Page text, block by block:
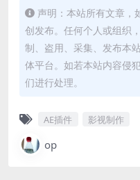
声明：本站所有文章，
创发布。任何个人或组织
制、盗用、采集、发布本
体平台。如若本站内容侵
们进行处理。
AE插件 影视制作
op